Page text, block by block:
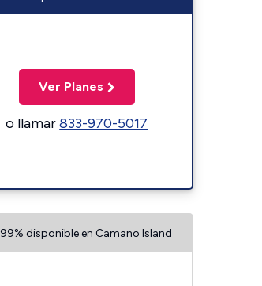
Ver Planes
o llamar833-970-5017
99% disponible en Camano Island